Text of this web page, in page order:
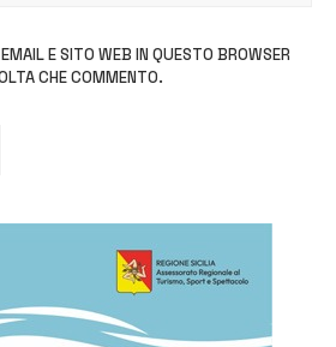
E SITO WEB IN QUESTO BROWSER
CHE COMMENTO.